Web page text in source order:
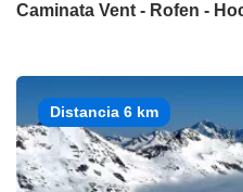
Caminata Vent - Rofen -
Distancia 6 km